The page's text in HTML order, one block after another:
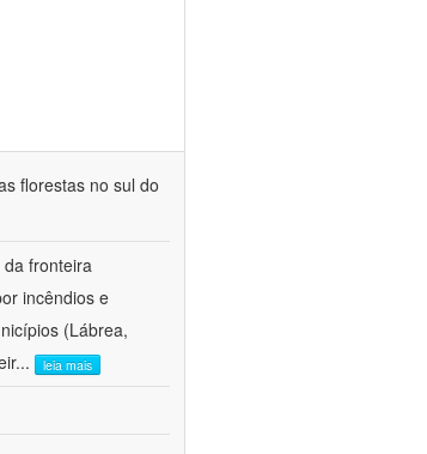
florestas no sul do
fronteira
incêndios e
(Lábrea,
... leia mais